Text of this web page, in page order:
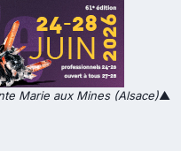
Marie aux Mines (Alsace)▲